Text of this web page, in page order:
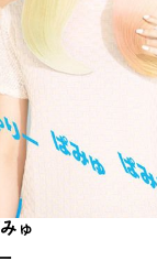
ゅ